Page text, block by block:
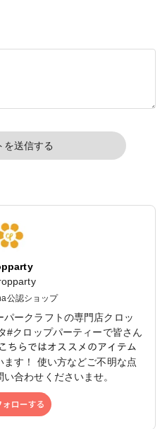
を送信する
公認ショップ
ークラフトの専門店クロッ
#クロップパーティーで皆さん
ちらではオススメのアイテム
す！ 使い方などご不明な点
合わせくださいませ。